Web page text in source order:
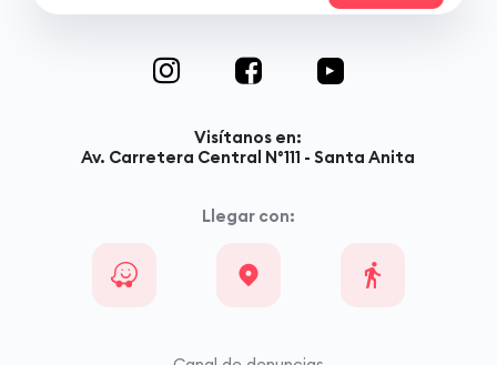
Visítanos en:
Av. Carretera Central N°111 - Santa Anita
Llegar con: